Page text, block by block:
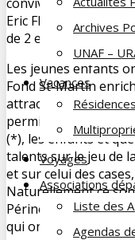
Archives
UNAF –
Vacances
Résidences
Voyages
Associations
Liste des
Agendas
Eric FRANCHINI,
de 2 enfants et d’un
Les jeunes enfants
Fond St-Martin
attractions, ainsi que
permis de rebondir à
(*), les enfants et
talents sur le jeu de
et sur celui des
Naturellement ce
Périne et Hugo qui
qui ont réalisé les